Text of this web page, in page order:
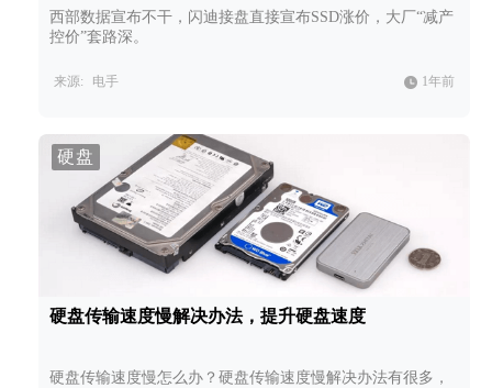
西部数据宣布不干，闪迪接盘直接宣布SSD涨价，大厂“减产
控价”套路深。
来源: 电手 1年前
硬盘
硬盘传输速度慢解决办法，提升硬盘速度
硬盘传输速度慢怎么办？硬盘传输速度慢解决办法有很多，